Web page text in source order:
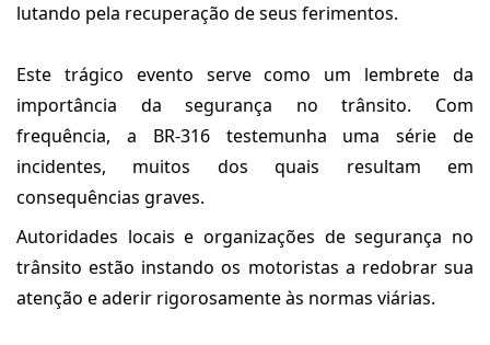
lutando pela recuperação de seus ferimentos.
Este trágico evento serve como um lembrete da
importância da segurança no trânsito. Com
frequência, a BR-316 testemunha uma série de
incidentes, muitos dos quais resultam em
consequências graves.
Autoridades locais e organizações de segurança no
trânsito estão instando os motoristas a redobrar sua
atenção e aderir rigorosamente às normas viárias.